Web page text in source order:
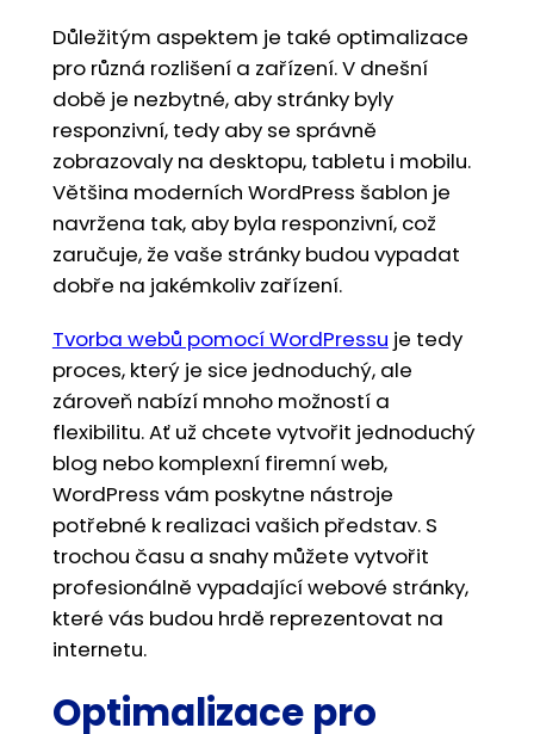
Důležitým aspektem je také optimalizace
pro různá rozlišení a zařízení. V dnešní
době je nezbytné, aby stránky byly
responzivní, tedy aby se správně
zobrazovaly na desktopu, tabletu i mobilu.
Většina moderních WordPress šablon je
navržena tak, aby byla responzivní, což
zaručuje, že vaše stránky budou vypadat
dobře na jakémkoliv zařízení.
Tvorba webů pomocí WordPressu je tedy
proces, který je sice jednoduchý, ale
zároveň nabízí mnoho možností a
flexibilitu. Ať už chcete vytvořit jednoduchý
blog nebo komplexní firemní web,
WordPress vám poskytne nástroje
potřebné k realizaci vašich představ. S
trochou času a snahy můžete vytvořit
profesionálně vypadající webové stránky,
které vás budou hrdě reprezentovat na
internetu.
Optimalizace pro